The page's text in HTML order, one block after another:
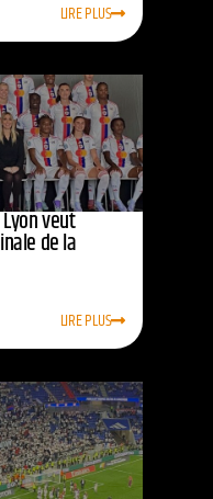
LIRE PLUS
veut
de la
LIRE PLUS